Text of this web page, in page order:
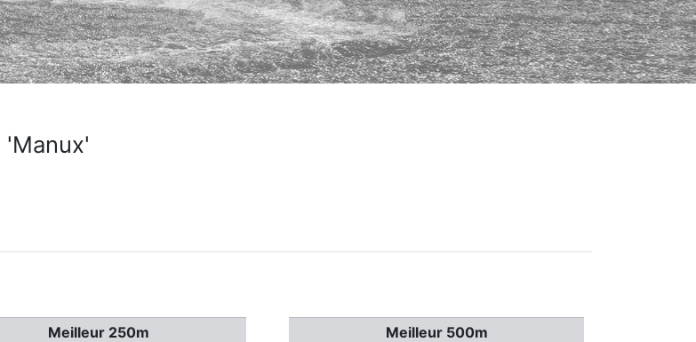
'Manux'
Meilleur 250m
Meilleur 500m